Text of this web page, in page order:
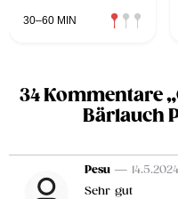
30–60 MIN
34 Kommentare
Bärlauch
Pesu —
Sehr gut